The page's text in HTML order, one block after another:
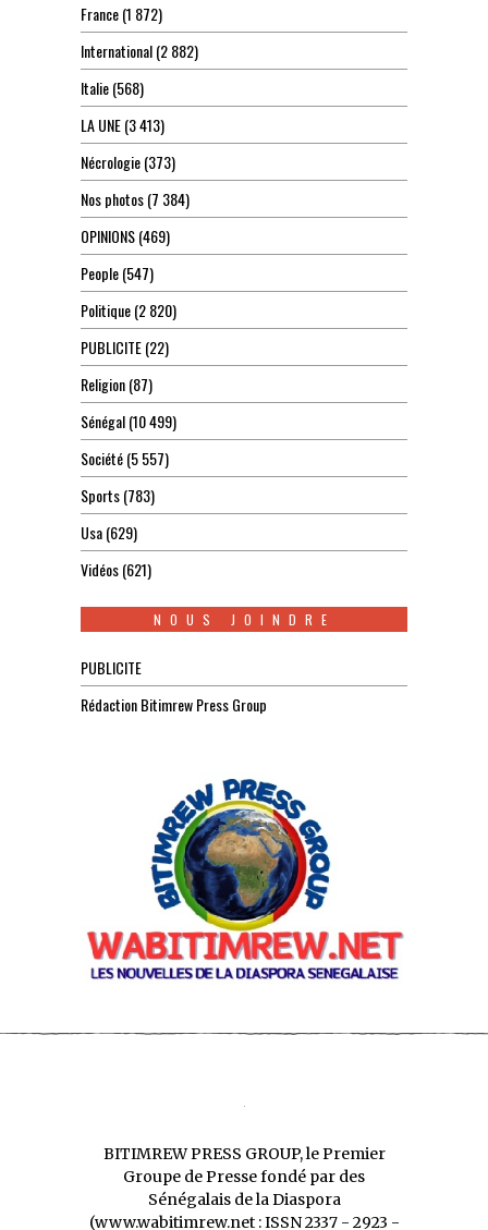
France(1 872)
International(2 882)
Italie(568)
LA UNE(3 413)
Nécrologie(373)
Nos photos(7 384)
OPINIONS(469)
People(547)
Politique(2 820)
PUBLICITE(22)
Religion(87)
Sénégal(10 499)
Société(5 557)
Sports(783)
Usa(629)
Vidéos(621)
NOUS JOINDRE
PUBLICITE
Rédaction Bitimrew Press Group
BITIMREW PRESS GROUP, le Premier
Groupe de Presse fondé par des
Sénégalais de la Diaspora
(www.wabitimrew.net : ISSN 2337 - 2923 -